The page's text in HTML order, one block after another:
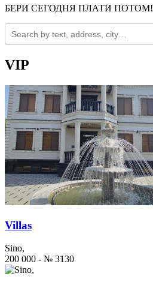
БЕРИ СЕГОДНЯ ПЛАТИ ПОТОМ!
VIP
Villas
Sino,
200 000 - № 3130